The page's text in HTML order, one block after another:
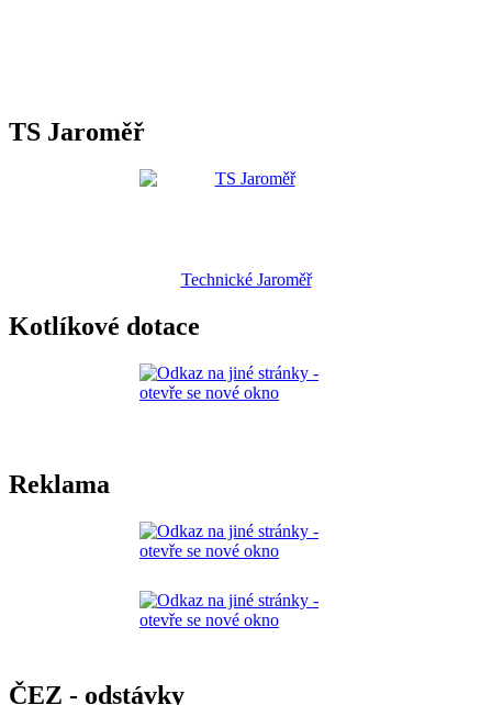
TS Jaroměř
Technické Jaroměř
Kotlíkové dotace
Reklama
ČEZ - odstávky